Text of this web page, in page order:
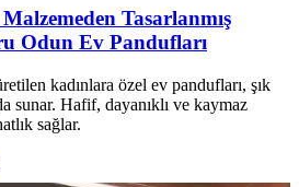
Tasarlanmış
Odun Ev Pandufları
kadınlara özel ev pandufları, şık
sunar. Hafif, dayanıklı ve kaymaz
sağlar.